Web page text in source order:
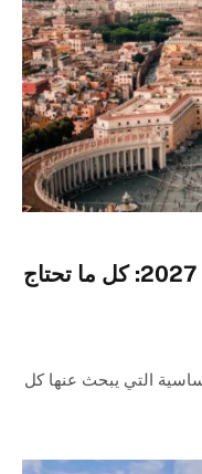
دليل تصريح الإقامة في إيطاليا 2027: كل ما تحتاج
التي يبحث عنها كل